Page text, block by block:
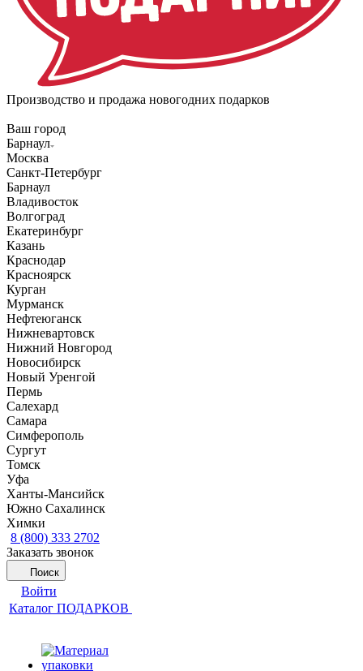
Производство и продажа новогодних подарков
Ваш город
Барнаул
Москва
Санкт-Петербург
Барнаул
Владивосток
Волгоград
Екатеринбург
Казань
Краснодар
Красноярск
Курган
Мурманск
Нефтеюганск
Нижневартовск
Нижний Новгород
Новосибирск
Новый Уренгой
Пермь
Салехард
Самара
Симферополь
Сургут
Томск
Уфа
Ханты-Мансийск
Южно Сахалинск
Химки
8 (800) 333 2702
Заказать звонок
Поиск
Войти
Каталог ПОДАРКОВ